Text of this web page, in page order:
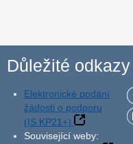
Důležité odkazy
Elektronické podání
žádosti o podporu
(IS KP21+)
Související weby: